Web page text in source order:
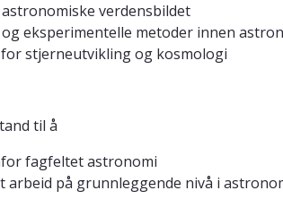
verdensbildet
eksperimentelle metoder innen
stjerneutvikling og kosmologi
til å
fagfeltet astronomi
på grunnleggende nivå i